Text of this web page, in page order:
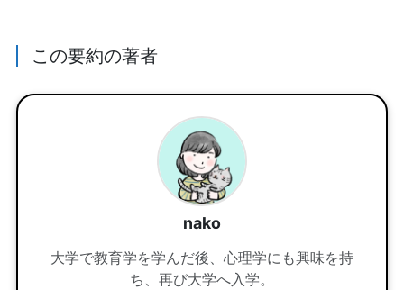
この要約の著者
nako
大学で教育学を学んだ後、心理学にも興味を持
ち、再び大学へ入学。